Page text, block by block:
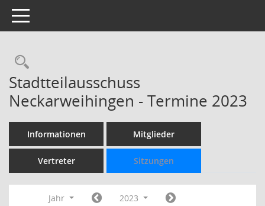
Toggle navigation
Rechercheauswahl
Stadtteilausschuss
Neckarweihingen - Termine 2023
Informationen Mitglieder
Vertreter Sitzungen
Jahr
2023